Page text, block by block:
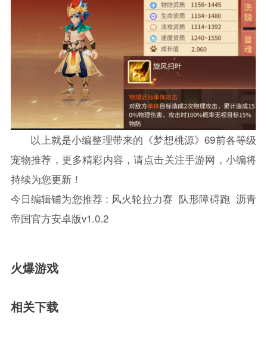
以上就是小编整理带来的《梦想桃源》69前各等级
宠物推荐，更多精彩内容，请点击关注手游网，小编将
持续为您更新！
今日编辑铺为您推荐 : 风火轮拉力赛 队形障碍跑 沥青
帝国官方安卓版v1.0.2
火爆游戏
相关下载